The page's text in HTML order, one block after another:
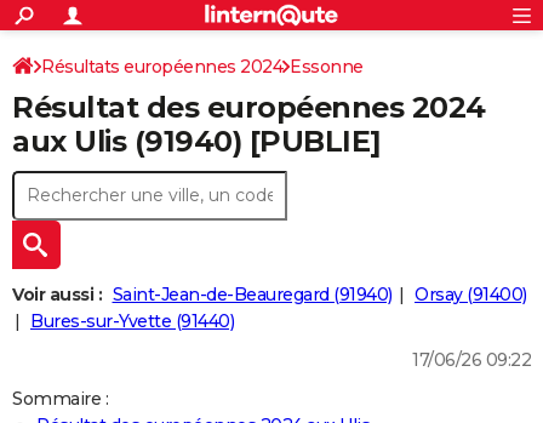
ACTUALITÉS
Politique
Société
Faits Divers
Education
Monde
Villes
+
SPORT
Coupe du monde 2026
Football
Tennis
Cyclisme
Rugby
Forum
Programme TV
TNT
Streaming
Cinéma
Sorties cinéma
Musique
+
FINANCE
Retraite
Impôts
Epargne
Immobilier
Risques naturels par ville
Banque
Assurance
Crédit
AUTO
Essais
Réserver un essai
Citadines
Berlines
SUV
Forum auto
+
HIGH-TECH
Mobiles
Meilleur smartphone
Internet
Ordinateurs
Jeux vidéo
Guide high-tech
BRICOLAGE
Guides de France
Escapades
Patrimoine
Expositions
Musées
Week-end nature
S'inscrire
Connexion
Résultats européennes 2024 Essonne
Résultat des européennes 2024
aux Ulis (91940) [PUBLIE]
Voir aussi : Saint-Jean-de-Beauregard (91940)
Orsay (91400)
Bures-sur-Yvette (91440)
17/06/26 09:22
Sommaire :